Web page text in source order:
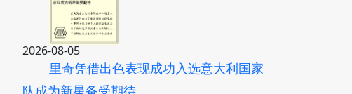
2026-08-05
里奇凭借出色表现成功入选意大利国家